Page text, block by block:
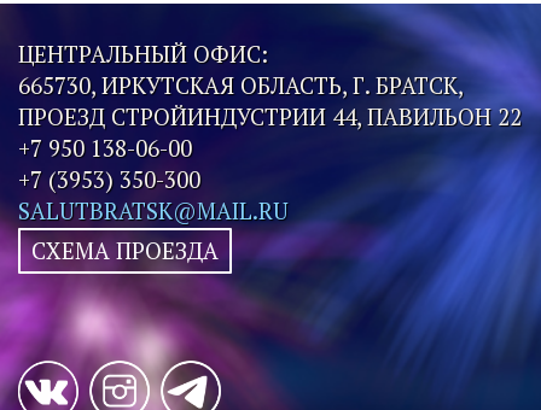
ЦЕНТРАЛЬНЫЙ ОФИС:
665730, ИРКУТСКАЯ ОБЛАСТЬ, Г. БРАТСК,
ПРОЕЗД СТРОЙИНДУСТРИИ 44, ПАВИЛЬОН 22
+7 950 138-06-00
+7 (3953) 350-300
SALUTBRATSK@MAIL.RU
СХЕМА ПРОЕЗДА